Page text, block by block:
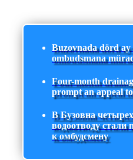
Buzovnada dörd
ombudsmana
Four-month
prompt an appeal
В Бузовна
водоотводу стали
к омбудсмену